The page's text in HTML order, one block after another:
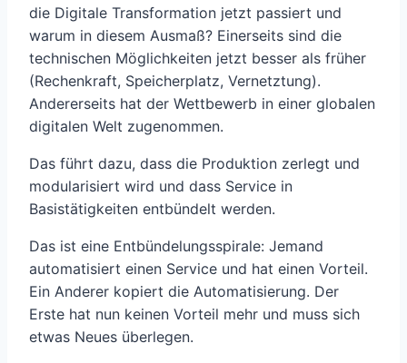
die Digitale Transformation jetzt passiert und
warum in diesem Ausmaß? Einerseits sind die
technischen Möglichkeiten jetzt besser als früher
(Rechenkraft, Speicherplatz, Vernetztung).
Andererseits hat der Wettbewerb in einer globalen
digitalen Welt zugenommen.
Das führt dazu, dass die Produktion zerlegt und
modularisiert wird und dass Service in
Basistätigkeiten entbündelt werden.
Das ist eine Entbündelungsspirale: Jemand
automatisiert einen Service und hat einen Vorteil.
Ein Anderer kopiert die Automatisierung. Der
Erste hat nun keinen Vorteil mehr und muss sich
etwas Neues überlegen.